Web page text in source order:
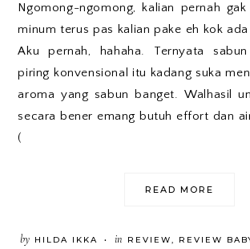
Ngomong-ngomong, kalian pernah
minum terus pas kalian pake eh kok ada
Aku pernah, hahaha. Ternyata
piring konvensional itu kadang suka
aroma yang sabun banget. Walhasil
secara bener emang butuh effort dan
(
READ MORE
by HILDA IKKA • in REVIEW, REVIEW